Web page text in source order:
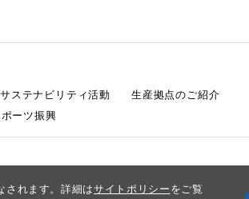
されます。詳細はサイトポリシー をご覧
ステナビリティ活動
生産拠点のご紹介
ポーツ振興